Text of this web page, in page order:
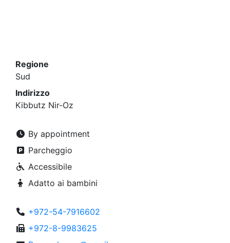
Regione
Sud
Indirizzo
Kibbutz Nir-Oz
By appointment
Parcheggio
Accessibile
Adatto ai bambini
+972-54-7916602
+972-8-9983625